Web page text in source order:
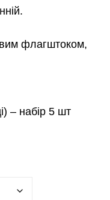
флагштоком,
– набір 5 шт